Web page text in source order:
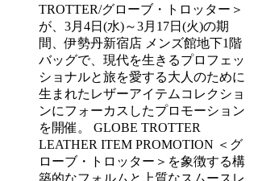
TROTTER/グローブ・トロッター＞
が、3月4日(水)～3月17日(火)の期
間、伊勢丹新宿店 メンズ館地下1階
バッグで、現代を生きるプロフェッ
ショナルと旅を愛する大人のために
生まれたレザーアイテムコレクショ
ンにフォーカスしたプロモーション
を開催。 GLOBE TROTTER
LEATHER ITEM PROMOTION ＜グ
ローブ・トロッター＞を象徴する構
築的なフォルムと上質なスムースレ